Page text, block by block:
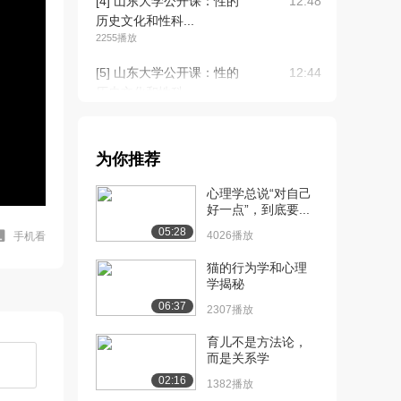
手机看
历史文化和性科...
2255播放
[5] 山东大学公开课：性的
12:44
理健康（上）
[7] 山东大学公开课：性心
理健康（中）
16:12
[8] 山东大学公开课：性心
理健康（下）
[9] 山东大学公开课： 性自
我保护与青春...
为你推荐
05:28
心理学总说“对自己
好一点”，到底要...
4026播放
06:37
猫的行为学和心理
学揭秘
2307播放
02:16
育儿不是方法论，
而是关系学
1382播放